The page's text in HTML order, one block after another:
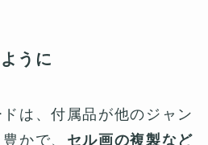
うに
は、付属品が他のジャン
かで、 セル画の複製など